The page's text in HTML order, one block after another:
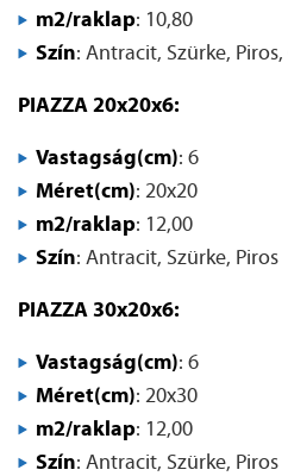
m2/raklap: 10,80
Szín: Antracit, Szürke,
PIAZZA 20x20x6:
Vastagság(cm): 6
Méret(cm): 20x20
m2/raklap: 12,00
Szín: Antracit, Szürke, Piros
PIAZZA 30x20x6:
Vastagság(cm): 6
Méret(cm): 20x30
m2/raklap: 12,00
Szín: Antracit, Szürke, Piros